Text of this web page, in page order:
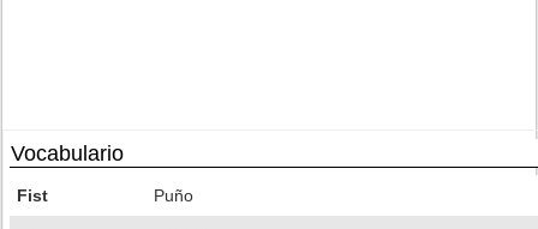
Vocabulario
Fist Puño